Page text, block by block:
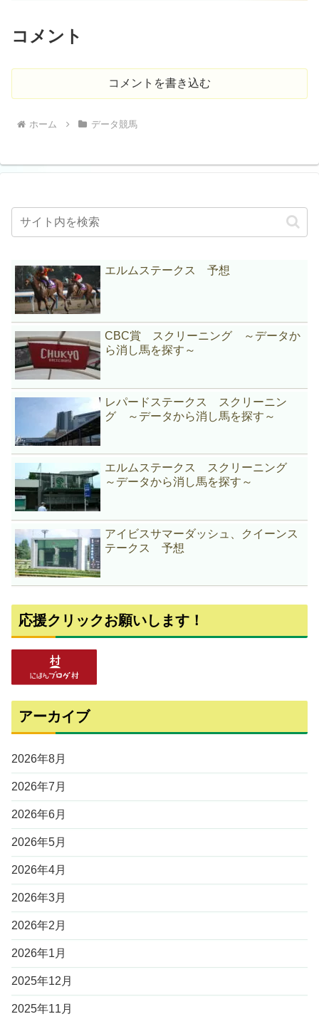
コメント
コメントを書き込む
ホーム データ競馬
エルムステークス 予想
CBC賞 スクリーニング ～データか
ら消し馬を探す～
レパードステークス スクリーニン
グ ～データから消し馬を探す～
エルムステークス スクリーニング
～データから消し馬を探す～
アイビスサマーダッシュ、クイーンス
テークス 予想
応援クリックお願いします！
アーカイブ
2026年8月
2026年7月
2026年6月
2026年5月
2026年4月
2026年3月
2026年2月
2026年1月
2025年12月
2025年11月